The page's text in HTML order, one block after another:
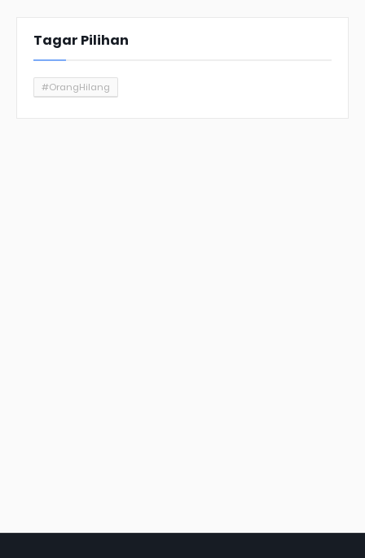
Tagar Pilihan
#OrangHilang